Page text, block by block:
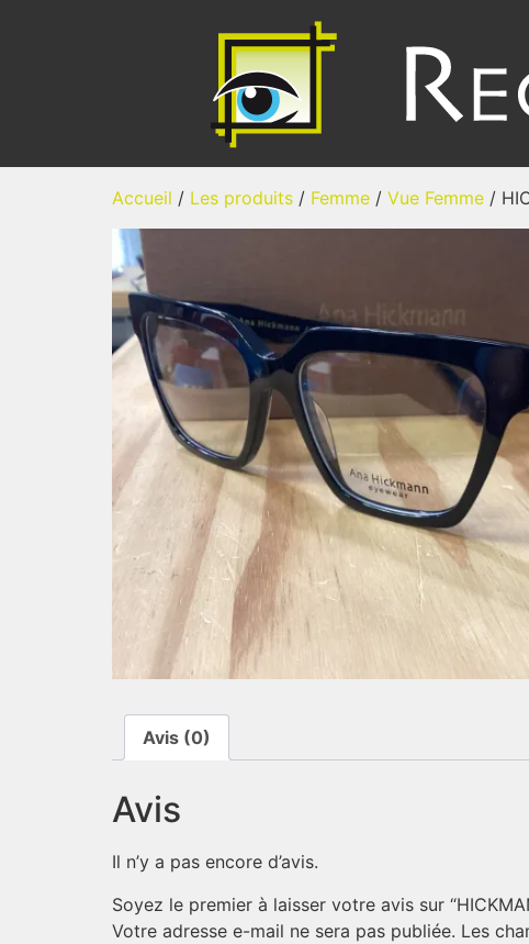
Accueil / Les produits / Femme / Vue Femme /
Avis (0)
Avis
Il n’y a pas encore d’avis.
Soyez le premier à laisser votre avis sur
Votre adresse e-mail ne sera pas publiée. Les